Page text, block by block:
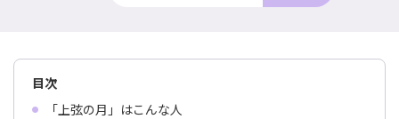
目次
「上弦の月」はこんな人